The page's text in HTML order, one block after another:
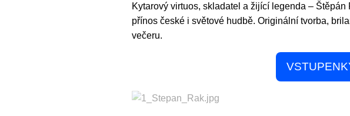
Kytarový virtuos, skladatel a žijící legenda –
přínos české i světové hudbě. Originální tvorba,
večeru.